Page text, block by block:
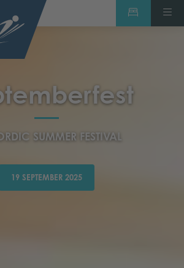
SUMMER FESTIVAL
19 SEPTEMBER 2025